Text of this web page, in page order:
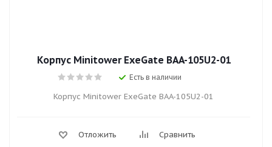
Корпус Minitower ExeGate BAA-105U2-01
Есть в наличии
Корпус Minitower ExeGate BAA-105U2-01
Отложить Сравнить